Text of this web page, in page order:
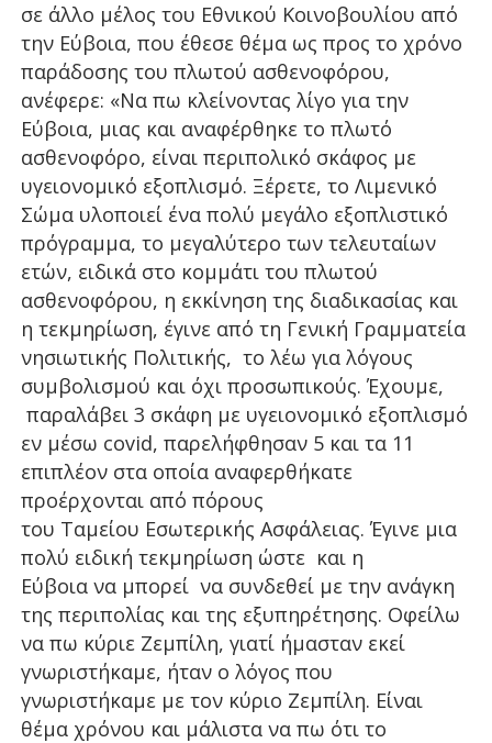
σε άλλο μέλος του Εθνικού Κοινοβουλίου από
την Εύβοια, που έθεσε θέμα ως προς το χρόνο
παράδοσης του πλωτού ασθενοφόρου,
ανέφερε: «Να πω κλείνοντας λίγο για την
Εύβοια, μιας και αναφέρθηκε το πλωτό
ασθενοφόρο, είναι περιπολικό σκάφος με
υγειονομικό εξοπλισμό. Ξέρετε, το Λιμενικό
Σώμα υλοποιεί ένα πολύ μεγάλο εξοπλιστικό
πρόγραμμα, το μεγαλύτερο των τελευταίων
ετών, ειδικά στο κομμάτι του πλωτού
ασθενοφόρου, η εκκίνηση της διαδικασίας και
η τεκμηρίωση, έγινε από τη Γενική Γραμματεία
νησιωτικής Πολιτικής, το λέω για λόγους
συμβολισμού και όχι προσωπικούς. Έχουμε,
παραλάβει 3 σκάφη με υγειονομικό εξοπλισμό
εν μέσω covid, παρελήφθησαν 5 και τα 11
επιπλέον στα οποία αναφερθήκατε
προέρχονται από πόρους
του Ταμείου Εσωτερικής Ασφάλειας. Έγινε μια
πολύ ειδική τεκμηρίωση ώστε και η
Εύβοια να μπορεί να συνδεθεί με την ανάγκη
της περιπολίας και της εξυπηρέτησης. Οφείλω
να πω κύριε Ζεμπίλη, γιατί ήμασταν εκεί
γνωριστήκαμε, ήταν ο λόγος που
γνωριστήκαμε με τον κύριο Ζεμπίλη. Είναι
θέμα χρόνου και μάλιστα να πω ότι το